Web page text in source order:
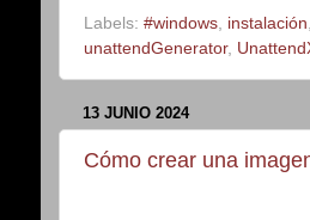
Labels: #windows instalación
unattendGenerator,
13 JUNIO 2024
Cómo crear una